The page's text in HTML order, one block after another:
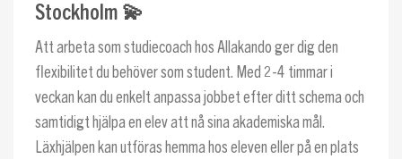
Stockholm 💫
Att arbeta som studiecoach hos Allakando ger dig den
flexibilitet du behöver som student. Med 2-4 timmar i
veckan kan du enkelt anpassa jobbet efter ditt schema och
samtidigt hjälpa en elev att nå sina akademiska mål.
Läxhjälpen kan utföras hemma hos eleven eller på en plats